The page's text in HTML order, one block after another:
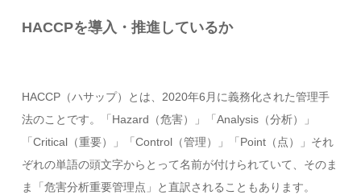
HACCPを導入・推進しているか
HACCP（ハサップ）とは、2020年6月に義務化された管理手
法のことです。「Hazard（危害）」「Analysis（分析）」
「Critical（重要）」「Control（管理）」「Point（点）」それ
ぞれの単語の頭文字からとって名前が付けられていて、そのま
ま「危害分析重要管理点」と直訳されることもあります。